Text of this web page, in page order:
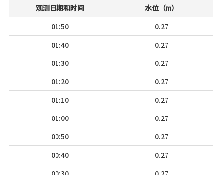
观测日期和时间
水位（m）
01:50
0.27
01:40
0.27
01:30
0.27
01:20
0.27
01:10
0.27
01:00
0.27
00:50
0.27
00:40
0.27
00:30
0.27